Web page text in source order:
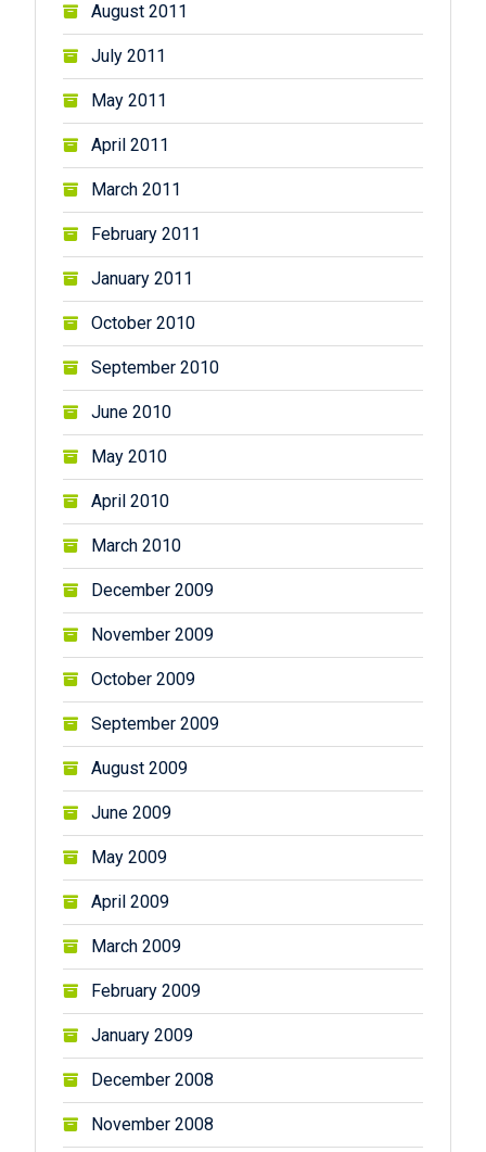
August 2011
July 2011
May 2011
April 2011
March 2011
February 2011
January 2011
October 2010
September 2010
June 2010
May 2010
April 2010
March 2010
December 2009
November 2009
October 2009
September 2009
August 2009
June 2009
May 2009
April 2009
March 2009
February 2009
January 2009
December 2008
November 2008